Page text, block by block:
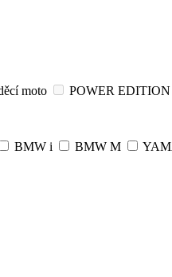
moto POWER EDITION
BMW i BMW M